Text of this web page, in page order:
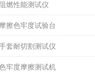
阻燃性能测试仪
摩擦色牢度试验台
套耐切割测试仪
牢度摩擦测试机